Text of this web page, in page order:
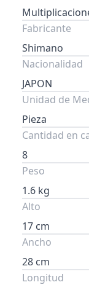
Fabricante
Shimano
Nacionalidad
JAPON
Unidad de
Pieza
Cantidad en
8
Peso
1.6 kg
Alto
17 cm
Ancho
28 cm
Longitud